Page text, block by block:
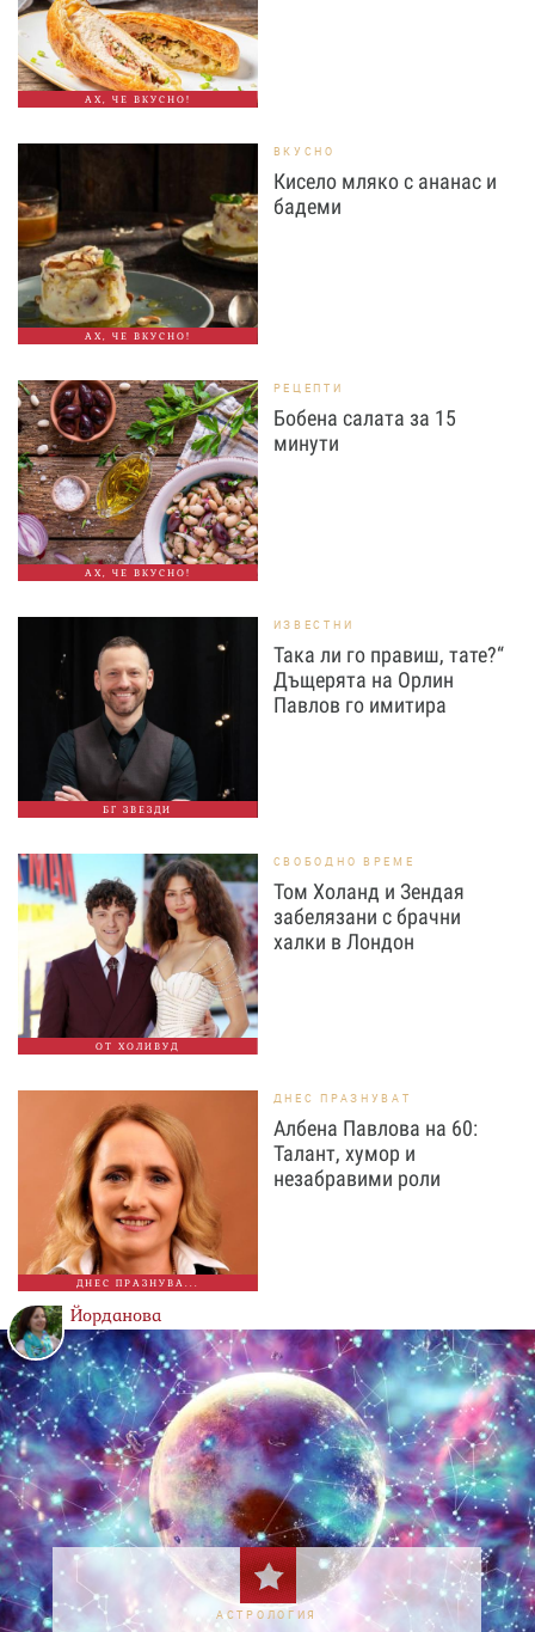
АХ, ЧЕ ВКУСНО!
АХ, ЧЕ ВКУСНО!
ВКУСНО
Кисело мляко с ананас и
бадеми
АХ, ЧЕ ВКУСНО!
РЕЦЕПТИ
Бобена салата за 15
минути
БГ ЗВЕЗДИ
ИЗВЕСТНИ
Така ли го правиш, тате?“
Дъщерята на Орлин
Павлов го имитира
ОТ ХОЛИВУД
СВОБОДНО ВРЕМЕ
Том Холанд и Зендая
забелязани с брачни
халки в Лондон
ДНЕС ПРАЗНУВА...
ДНЕС ПРАЗНУВАТ
Албена Павлова на 60:
Талант, хумор и
незабравими роли
Йорданова
АСТРОЛОГИЯ